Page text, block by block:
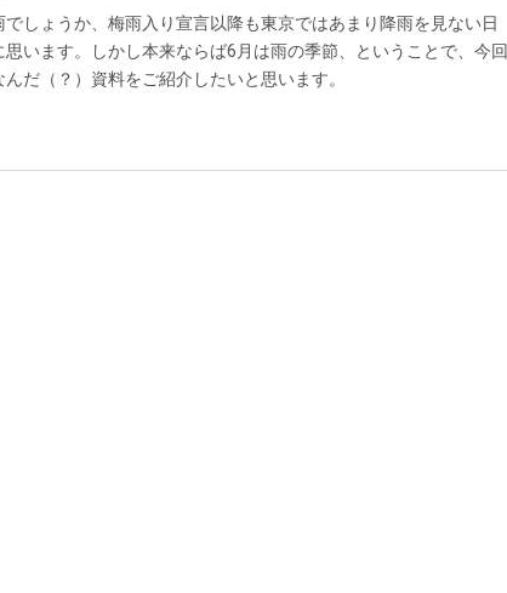
でしょうか、梅雨入り宣言以降も東京ではあまり降雨を見ない日
思います。しかし本来ならば6月は雨の季節、ということで、今回
だ（？）資料をご紹介したいと思います。